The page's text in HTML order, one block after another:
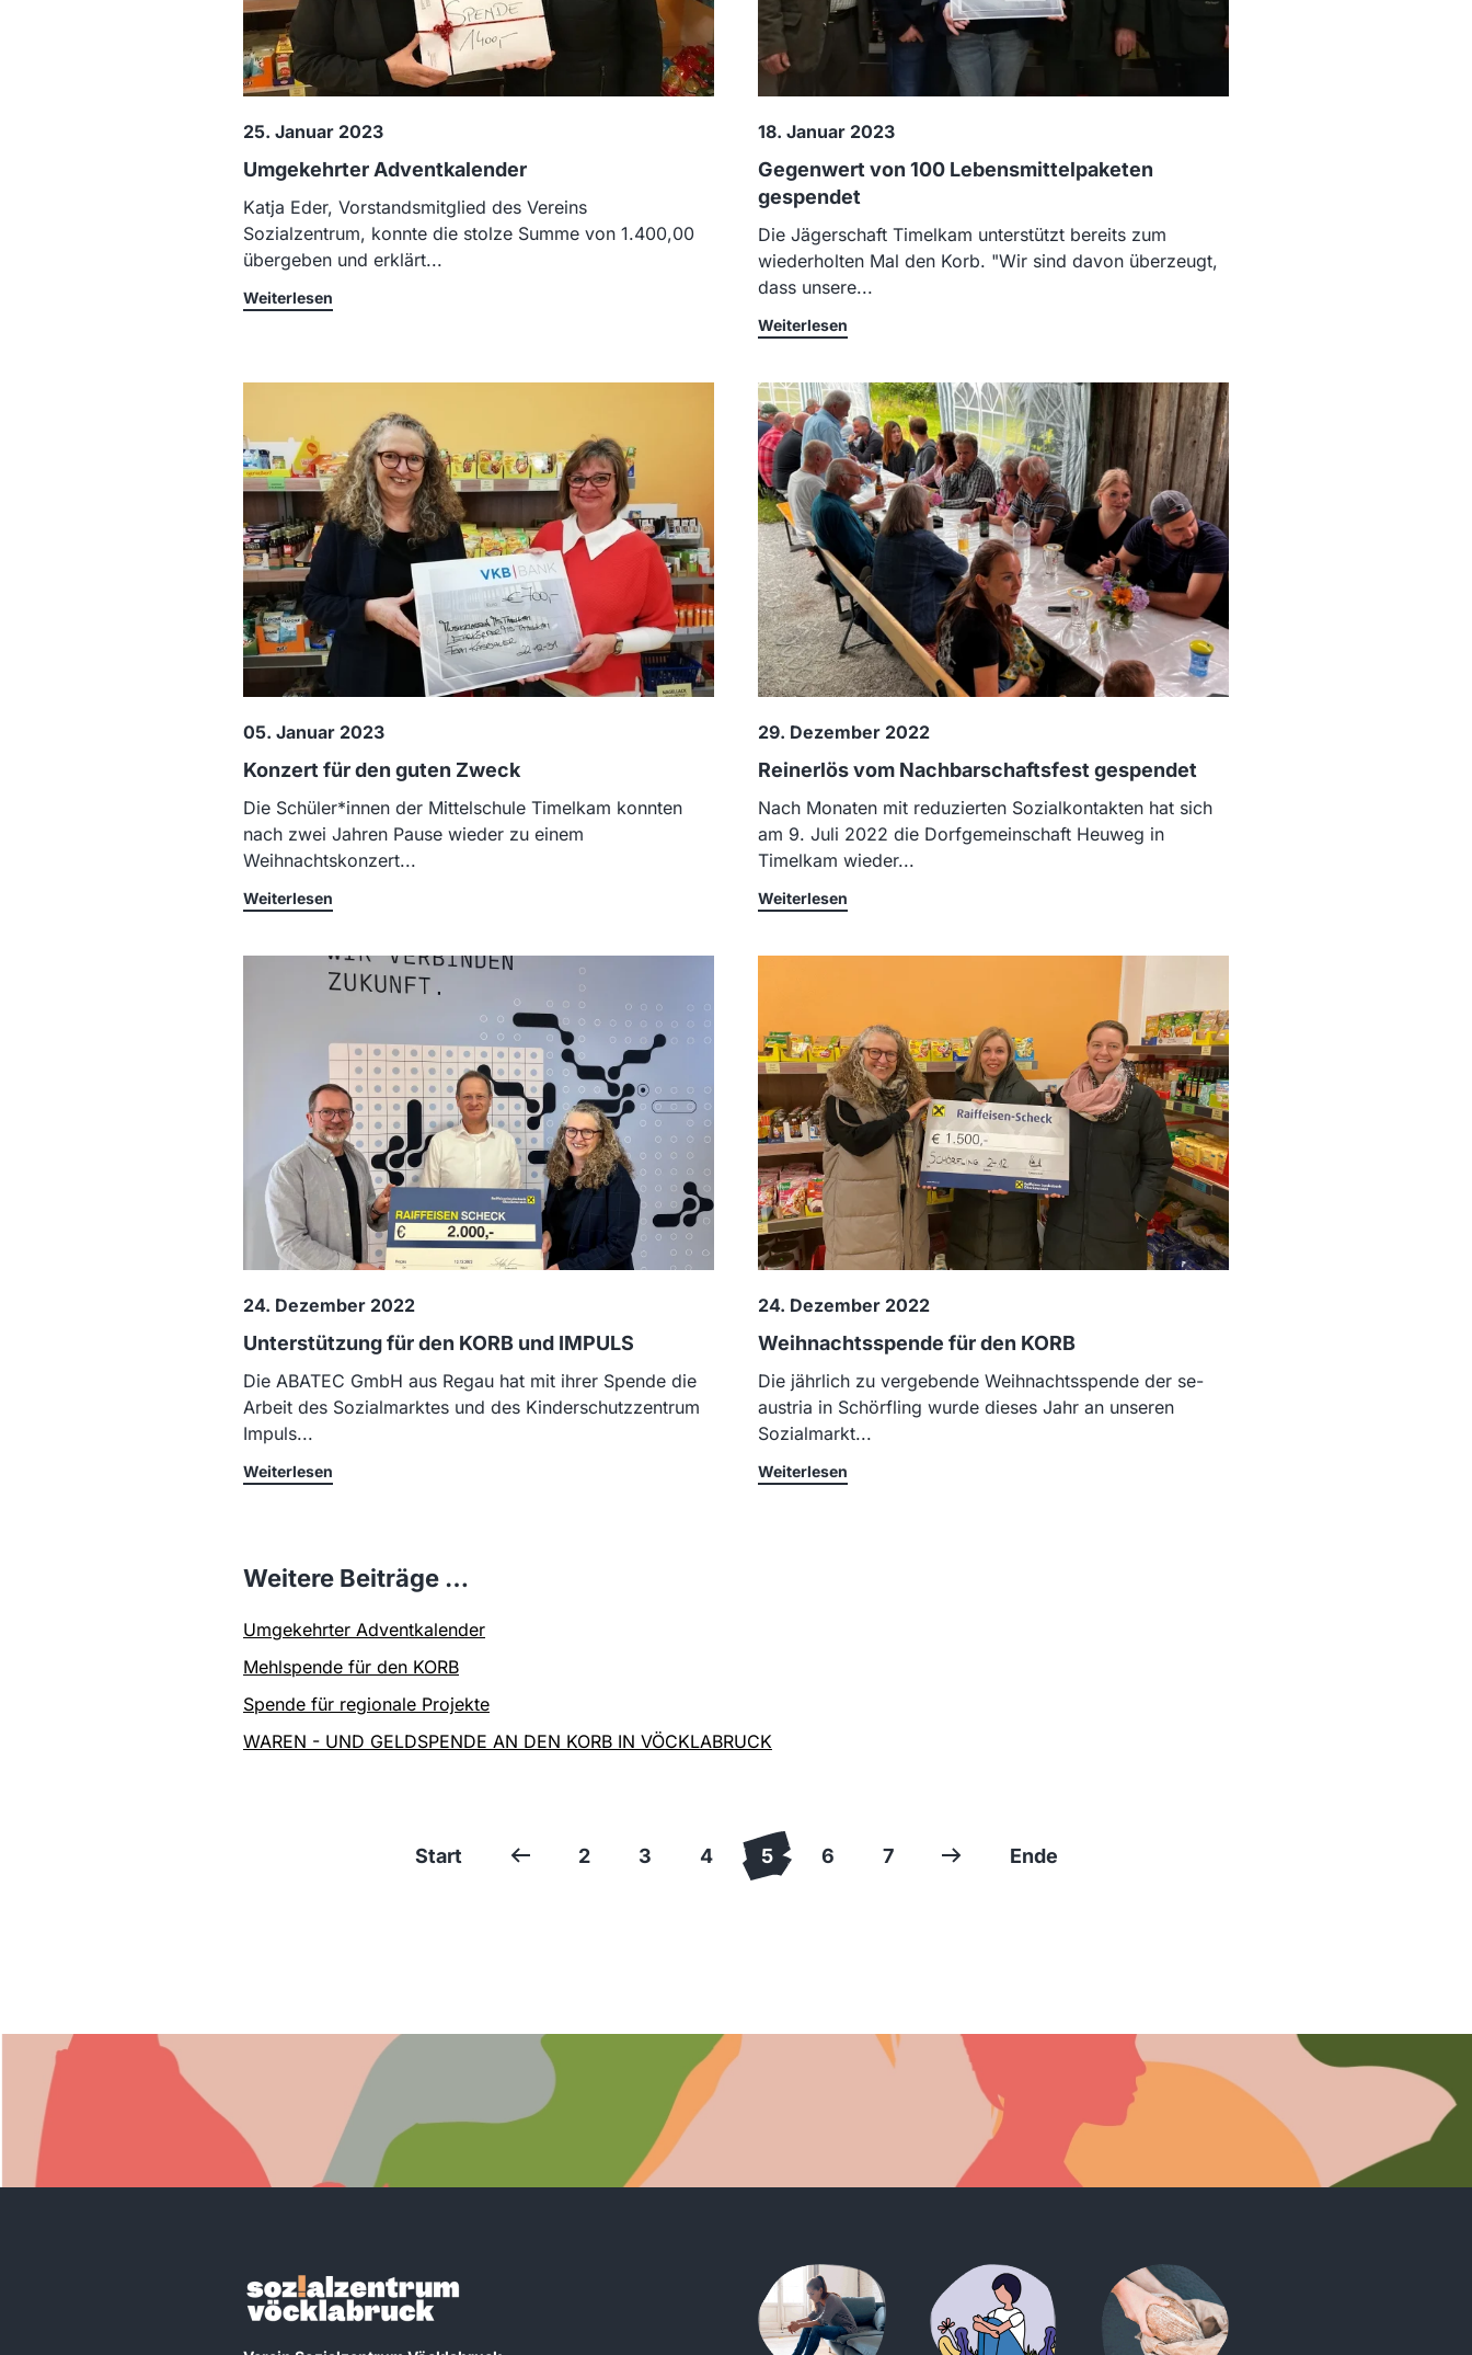
25. Januar 2023
Umgekehrter Adventkalender
Katja Eder, Vorstandsmitglied des Vereins
Sozialzentrum, konnte die stolze Summe von 1.400,00
übergeben und erklärt...
Weiterlesen
18. Januar 2023
Gegenwert von 100 Lebensmittelpaketen
gespendet
Die Jägerschaft Timelkam unterstützt bereits zum
wiederholten Mal den Korb. "Wir sind davon überzeugt,
dass unsere...
Weiterlesen
05. Januar 2023
Konzert für den guten Zweck
Die Schüler*innen der Mittelschule Timelkam konnten
nach zwei Jahren Pause wieder zu einem
Weihnachtskonzert...
Weiterlesen
29. Dezember 2022
Reinerlös vom Nachbarschaftsfest gespendet
Nach Monaten mit reduzierten Sozialkontakten hat sich
am 9. Juli 2022 die Dorfgemeinschaft Heuweg in
Timelkam wieder...
Weiterlesen
24. Dezember 2022
Unterstützung für den KORB und IMPULS
Die ABATEC GmbH aus Regau hat mit ihrer Spende die
Arbeit des Sozialmarktes und des Kinderschutzzentrum
Impuls...
Weiterlesen
24. Dezember 2022
Weihnachtsspende für den KORB
Die jährlich zu vergebende Weihnachtsspende der se-
austria in Schörfling wurde dieses Jahr an unseren
Sozialmarkt...
Weiterlesen
Weitere Beiträge …
Umgekehrter Adventkalender
Mehlspende für den KORB
Spende für regionale Projekte
WAREN - UND GELDSPENDE AN DEN KORB IN VÖCKLABRUCK
Start 2 3 4 5 6 7 Ende